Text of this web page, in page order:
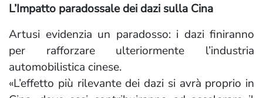
L’Impatto paradossale dei dazi sulla Cina
Artusi evidenzia un paradosso: i dazi finiranno
per rafforzare ulteriormente l’industria
automobilistica cinese.
«L’effetto più rilevante dei dazi si avrà proprio in